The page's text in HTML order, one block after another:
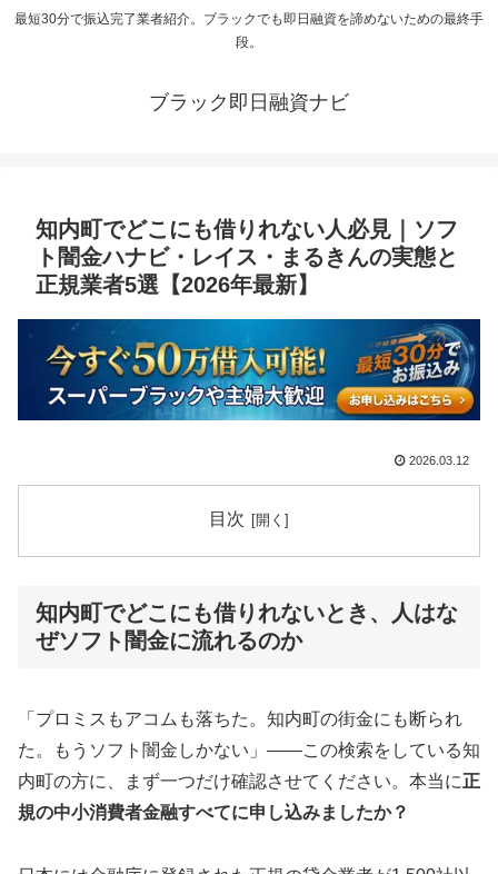
最短30分で振込完了業者紹介。ブラックでも即日融資を諦めないための最終手
段。
ブラック即日融資ナビ
知内町でどこにも借りれない人必見｜ソフ
ト闇金ハナビ・レイス・まるきんの実態と
正規業者5選【2026年最新】
2026.03.12
目次
知内町でどこにも借りれないとき、人はな
ぜソフト闇金に流れるのか
「プロミスもアコムも落ちた。知内町の街金にも断られ
た。もうソフト闇金しかない」——この検索をしている知
内町の方に、まず一つだけ確認させてください。本当に正
規の中小消費者金融すべてに申し込みましたか？